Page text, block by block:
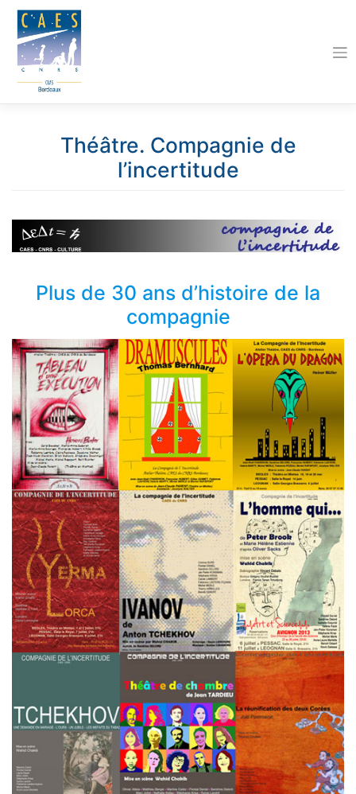
content
Théâtre. Compagnie de
l’incertitude
Plus de 30 ans d’histoire de la
compagnie